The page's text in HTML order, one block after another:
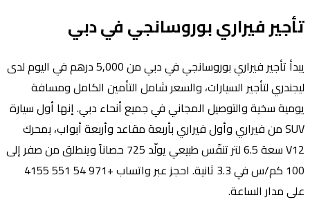
تأجير فيراري بوروسانجي في دبي
يبدأ تأجير فيراري بوروسانجي في دبي من 5,000 درهم في اليوم لدى
ليجندري لتأجير السيارات، والسعر شامل التأمين الكامل ومسافة
يومية سخية والتوصيل المجاني في جميع أنحاء دبي. إنها أول سيارة
SUV من فيراري وأول فيراري بأربعة مقاعد وأربعة أبواب، بمحرك
V12 سعة 6.5 لتر تنفّس طبيعي يولّد 725 حصاناً وينطلق من صفر إلى
100 كم/س في 3.3 ثانية. احجز عبر واتساب +971 54 551 4155
على مدار الساعة.